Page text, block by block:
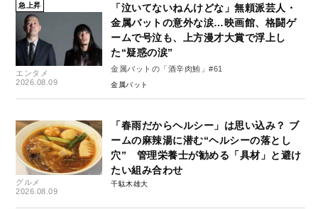
急上昇
エンタメ
2026.08.09
「泣いてないねんけどな」無頼派芸人・
金属バットの意外な涙…映画館、格闘ゲ
ームで号泣も、上方漫才大賞で浮上し
た“疑惑の涙”
金属バットの「酒辛肉鮪」#61
金属バット
グルメ
2026.08.09
「春雨だからヘルシー」は思い込み？ ブ
ームの麻辣湯に潜む“ヘルシーの落とし
穴” 管理栄養士が勧める「具材」と避け
たい組み合わせ
千駄木雄大